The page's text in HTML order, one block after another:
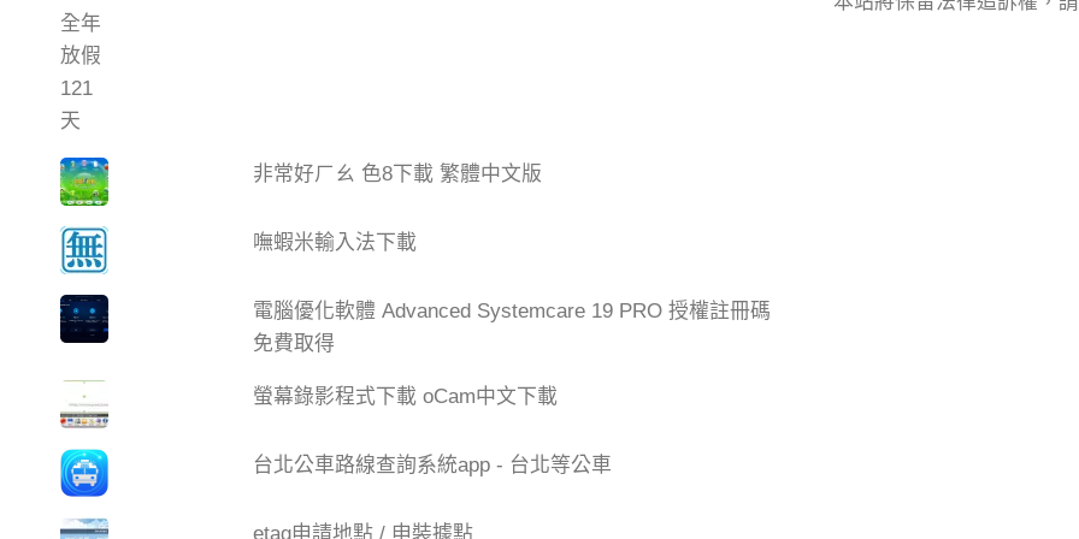
非常好ㄏㄠ 色8下載 繁體中文版
嘸蝦米輸入法下載
電腦優化軟體 Advanced Systemcare 19 PRO 授權註冊碼
免費取得
螢幕錄影程式下載 oCam中文下載
台北公車路線查詢系統app - 台北等公車
etag申請地點 / 申裝據點